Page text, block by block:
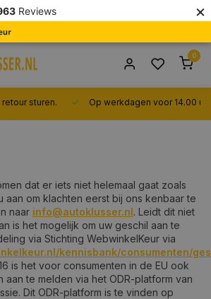
Reviews ×
0
sturen. Op werkdagen voor 14.00 uur
dat er iets niet helemaal gaat zoals
aan om klachten eerst bij ons kenbaar te
naar info@autoklusser.nl. Leidt dit niet
is het mogelijk om uw geschil aan te
via Stichting WebwinkelKeur via
kennisbank/consumenten/
is het voor consumenten in de EU ook
aan te melden via het ODR-platform van
Dit ODR-platform is te vinden op